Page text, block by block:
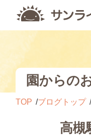
園からの
TOP ブログトップ
高槻